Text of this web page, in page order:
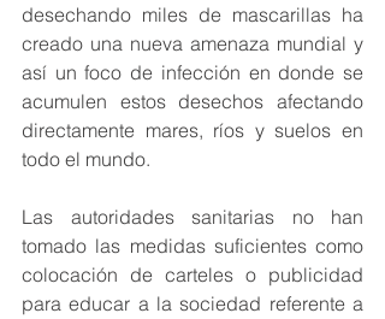
desechando miles de mascarillas ha
creado una nueva amenaza mundial y
así un foco de infección en donde se
acumulen estos desechos afectando
directamente mares, ríos y suelos en
todo el mundo.
Las autoridades sanitarias no han
tomado las medidas suficientes como
colocación de carteles o publicidad
para educar a la sociedad referente a